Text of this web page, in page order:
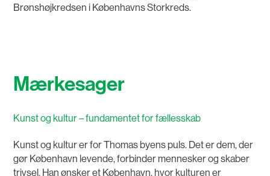
Brønshøjkredsen i Københavns Storkreds.
Mærkesager
Kunst og kultur – fundamentet for fællesskab
Kunst og kultur er for Thomas byens puls. Det er dem, der
gør København levende, forbinder mennesker og skaber
trivsel. Han ønsker et København, hvor kulturen er